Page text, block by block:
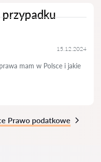
15.12.2024
mam w Polsce i jakie
Prawo podatkowe